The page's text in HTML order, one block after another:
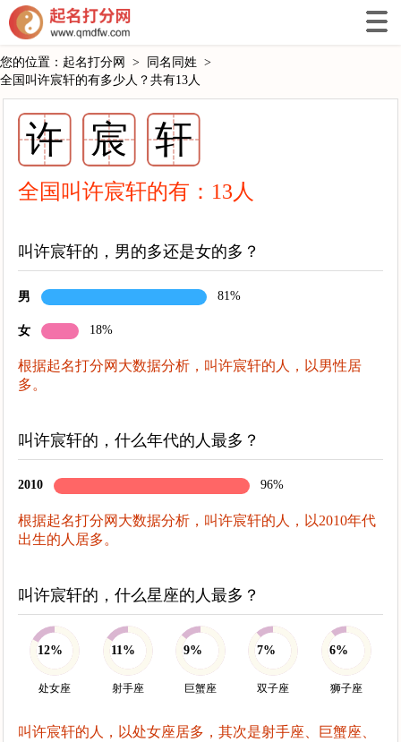
您的位置： 起名打分网 > 同名同姓 >
全国叫许宸轩的有多少人？共有13人
许 宸 轩
全国叫许宸轩的有： 13 人
叫许宸轩的，男的多还是女的多？
男 81%
女 18%
根据起名打分网大数据分析，叫许宸轩的人，以男性居
多。
叫许宸轩的，什么年代的人最多？
2010 96%
根据起名打分网大数据分析，叫许宸轩的人，以2010年代
出生的人居多。
叫许宸轩的，什么星座的人最多？
12%
处女座
11%
射手座
9%
巨蟹座
7%
双子座
6%
狮子座
叫许宸轩的人，以处女座居多，其次是射手座、巨蟹座、